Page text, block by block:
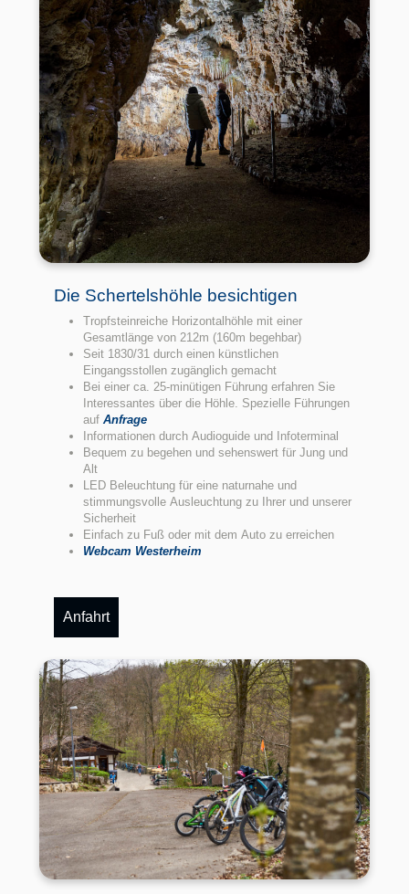
Die Schertelshöhle besichtigen
Tropfsteinreiche Horizontalhöhle mit einer
Gesamtlänge von 212m (160m begehbar)
Seit 1830/31 durch einen künstlichen
Eingangsstollen zugänglich gemacht
Bei einer ca. 25-minütigen Führung erfahren Sie
Interessantes über die Höhle. Spezielle Führungen
auf Anfrage
Informationen durch Audioguide und Infoterminal
Bequem zu begehen und sehenswert für Jung und
Alt
LED Beleuchtung für eine naturnahe und
stimmungsvolle Ausleuchtung zu Ihrer und unserer
Sicherheit
Einfach zu Fuß oder mit dem Auto zu erreichen
Webcam Westerheim
Anfahrt